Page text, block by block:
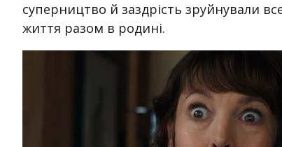
суперництво й заздрість зруйнували
життя разом в родині.